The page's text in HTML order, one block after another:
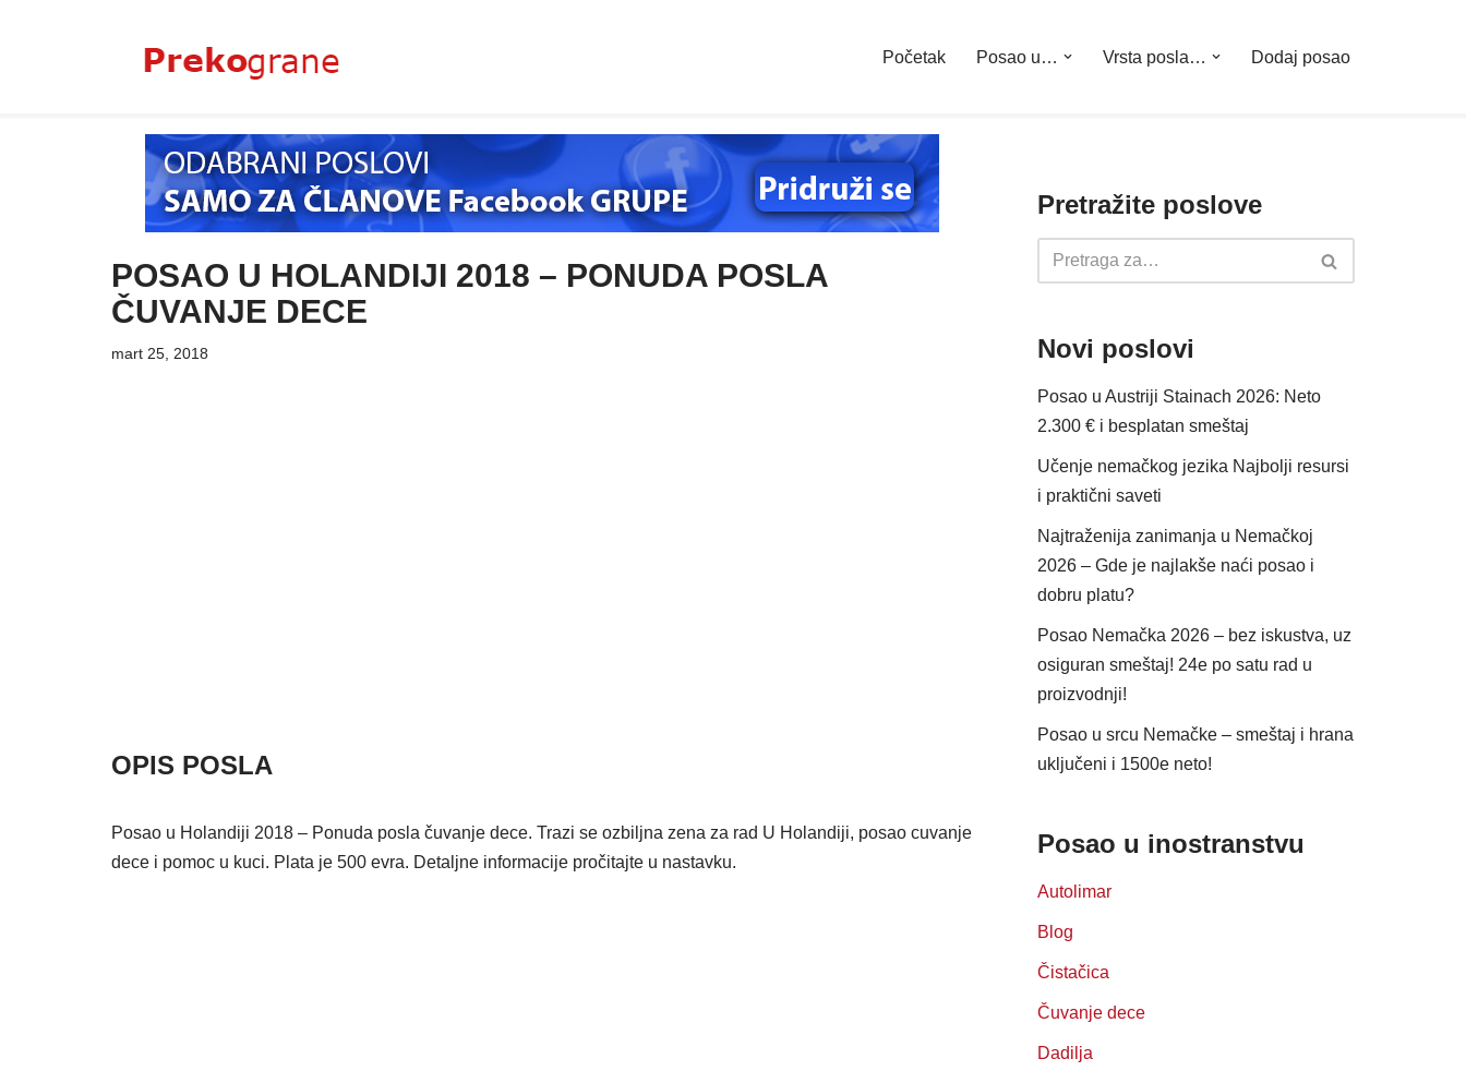
Početak Posao u… Vrsta posla… Dodaj posao
POSAO U HOLANDIJI 2018 – PONUDA POSLA
ČUVANJE DECE
mart 25, 2018
OPIS POSLA
Posao u Holandiji 2018 – Ponuda posla čuvanje dece. Trazi se ozbiljna zena za rad U Holandiji, posao cuvanje
dece i pomoc u kuci. Plata je 500 evra. Detaljne informacije pročitajte u nastavku.
Pretražite poslove
Novi poslovi
Posao u Austriji Stainach 2026: Neto
2.300 € i besplatan smeštaj
Učenje nemačkog jezika Najbolji resursi
i praktični saveti
Najtraženija zanimanja u Nemačkoj
2026 – Gde je najlakše naći posao i
dobru platu?
Posao Nemačka 2026 – bez iskustva, uz
osiguran smeštaj! 24e po satu rad u
proizvodnji!
Posao u srcu Nemačke – smeštaj i hrana
uključeni i 1500e neto!
Posao u inostranstvu
Autolimar
Blog
Čistačica
Čuvanje dece
Dadilja